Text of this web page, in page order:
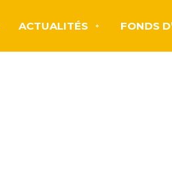
ACTUALITÉS FONDS